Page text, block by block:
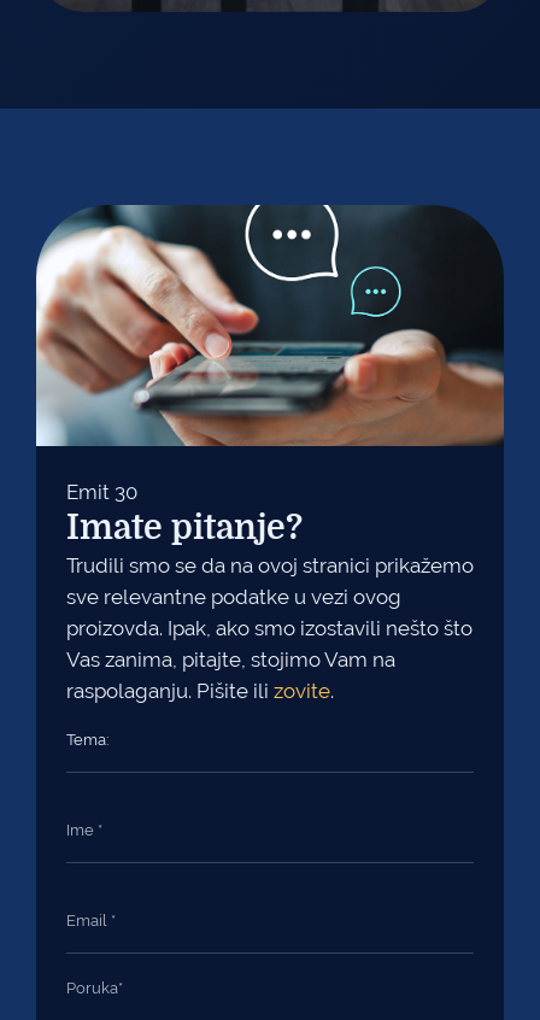
Emit 30
Imate pitanje?
Trudili smo se da na ovoj stranici prikažemo
sve relevantne podatke u vezi ovog
proizovda. Ipak, ako smo izostavili nešto što
Vas zanima, pitajte, stojimo Vam na
raspolaganju. Pišite ili zovite.